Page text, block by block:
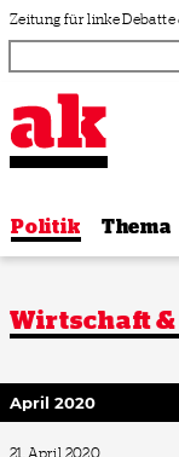
Zum Inhalt springen
Zeitung für linke Debatte
Politik Thema
Wirtschaft &
April 2020
21. April 2020